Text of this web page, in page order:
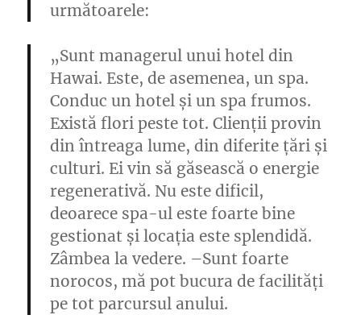
următoarele:
„Sunt managerul unui hotel din
Hawai. Este, de asemenea, un spa.
Conduc un hotel și un spa frumos.
Există flori peste tot. Clienții provin
din întreaga lume, din diferite țări și
culturi. Ei vin să găsească o energie
regenerativă. Nu este dificil,
deoarece spa-ul este foarte bine
gestionat și locația este splendidă.
Zâmbea la vedere. –Sunt foarte
norocos, mă pot bucura de facilități
pe tot parcursul anului.